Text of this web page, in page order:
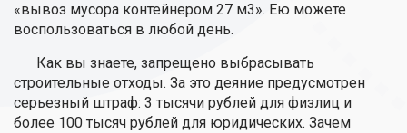
«вывоз мусора контейнером 27 м3». Ею можете
воспользоваться в любой день.
Как вы знаете, запрещено выбрасывать
строительные отходы. За это деяние предусмотрен
серьезный штраф: 3 тысячи рублей для физлиц и
более 100 тысяч рублей для юридических. Зачем